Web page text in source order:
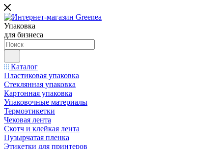
Упаковка
для бизнеса
Каталог
Пластиковая упаковка
Стеклянная упаковка
Картонная упаковка
Упаковочные материалы
Термоэтикетки
Чековая лента
Скотч и клейкая лента
Пузырчатая пленка
Этикетки для принтеров